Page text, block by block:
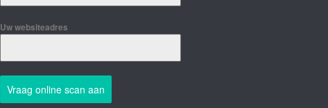
Uw websiteadres
Vraag online scan aan